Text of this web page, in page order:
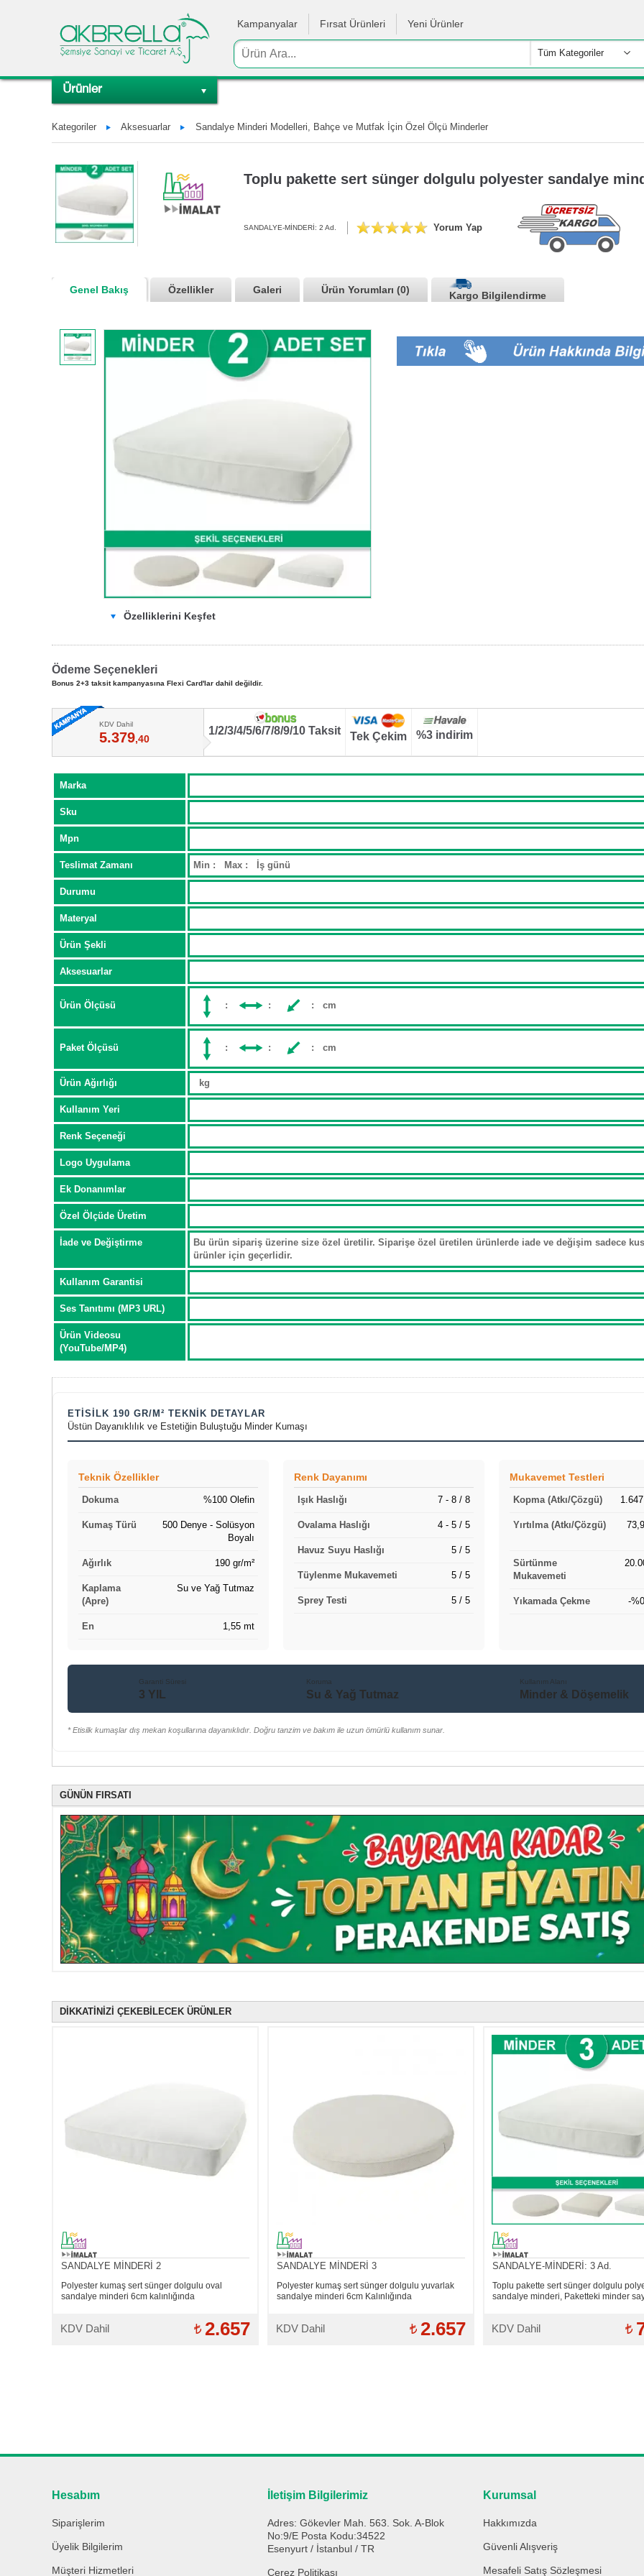
Kampanyalar Fırsat Ürünleri Yeni Ürünler
Tüm Kategoriler
Ürünler
Kategoriler Aksesuarlar Sandalye Minderi Modelleri, Bahçe ve Mutfak İçin Özel Ölçü Minderler
Toplu pakette sert sünger dolgulu polyester sandalye
SANDALYE-MİNDERİ: 2 Ad. Yorum Yap
Genel Bakış Özellikler Galeri Ürün Yorumları (0)
Kargo Bilgilendirme
Özelliklerini Keşfet
Ödeme Seçenekleri
Bonus 2+3 taksit kampanyasına Flexi Card'lar dahil değildir.
KDV Dahil
5.379,40
1/2/3/4/5/6/7/8/9/10 Taksit Tek Çekim %3 indirim
Marka
Sku
Mpn
Teslimat Zamanı Min : Max : İş günü
Durumu
Materyal
Ürün Şekli
Aksesuarlar
Ürün Ölçüsü : : : cm
Paket Ölçüsü : : : cm
Ürün Ağırlığı kg
Kullanım Yeri
Renk Seçeneği
Logo Uygulama
Ek Donanımlar
Özel Ölçüde Üretim
İade ve Değiştirme
Bu ürün sipariş üzerine size özel üretilir. Siparişe özel üretilen ürünlerde iade ve değişim sadece
ürünler için geçerlidir.
Kullanım Garantisi
Ses Tanıtımı (MP3 URL)
Ürün Videosu
(YouTube/MP4)
ETISILK 190 GR/M² TEKNIK DETAYLAR
Üstün Dayanıklılık ve Estetiğin Buluştuğu Minder Kumaşı
Teknik Özellikler
Dokuma %100 Olefin
Kumaş Türü
500 Denye - Solüsyon
Boyalı
Ağırlık 190 gr/m²
Kaplama
(Apre)
Su ve Yağ Tutmaz
En 1,55 mt
Renk Dayanımı
Işık Haslığı 7 - 8 / 8
Ovalama Haslığı 4 - 5 / 5
Havuz Suyu Haslığı 5 / 5
Tüylenme Mukavemeti 5 / 5
Sprey Testi 5 / 5
Mukavemet Testleri
Kopma (Atkı/Çözgü)
Yırtılma (Atkı/Çözgü)
Sürtünme
Mukavemeti
Yıkamada Çekme -
Garanti Süresi
3 YIL
Koruma
Su & Yağ Tutmaz
Kullanım Alanı
Minder & Döşemelik
* Etisilk kumaşlar dış mekan koşullarına dayanıklıdır. Doğru tanzim ve bakım ile uzun ömürlü kullanım sunar.
GÜNÜN FIRSATI
DİKKATİNİZİ ÇEKEBİLECEK ÜRÜNLER
SANDALYE MİNDERİ 2
Polyester kumaş sert sünger dolgulu oval
sandalye minderi 6cm kalınlığında
KDV Dahil 2.657
SANDALYE MİNDERİ 3
Polyester kumaş sert sünger dolgulu yuvarlak
sandalye minderi 6cm Kalınlığında
KDV Dahil 2.657
SANDALYE-MİNDERİ: 3 Ad.
Toplu pakette sert sünger dolgulu
sandalye minderi, Paketteki minder
KDV Dahil
Hesabım
Siparişlerim
Üyelik Bilgilerim
Müşteri Hizmetleri
İletişim Bilgilerimiz
Adres: Gökevler Mah. 563. Sok. A-Blok
No:9/E Posta Kodu:34522
Esenyurt / İstanbul / TR
Çerez Politikası
Kurumsal
Hakkımızda
Güvenli Alışveriş
Mesafeli Satış Sözleşmesi